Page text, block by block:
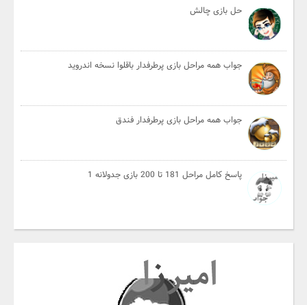
حل بازی چالش
جواب همه مراحل بازی پرطرفدار باقلوا نسخه اندروید
جواب همه مراحل بازی پرطرفدار فندق
پاسخ کامل مراحل 181 تا 200 بازی جدولانه 1